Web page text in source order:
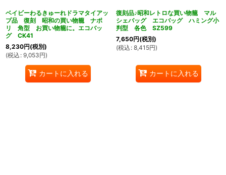
ベイビーわるきゅーれドラマタイアッ
プ品 復刻 昭和の買い物籠 ナポ
リ 角型 お買い物籠に。エコバッ
グ CK41
8,230円(税別)
(税込 : 9,053円)
カートに入れる
復刻品♪昭和レトロな買い物籠 マル
シェバッグ エコバッグ ハミング小
判型 各色 SZ599
7,650円(税別)
(税込 : 8,415円)
カートに入れる